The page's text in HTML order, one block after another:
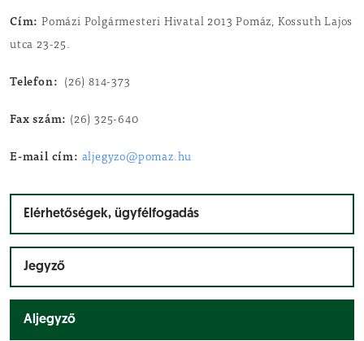
Cím: Pomázi Polgármesteri Hivatal 2013 Pomáz, Kossuth Lajos
utca 23-25.
Telefon: (26) 814-373
Fax szám: (26) 325-640
E-mail cím: aljegyzo@pomaz.hu
Elérhetőségek, ügyfélfogadás
Jegyző
Aljegyző